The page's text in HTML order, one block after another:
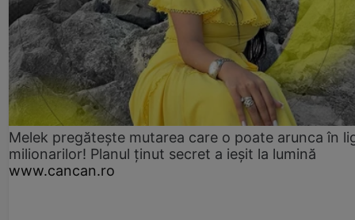
Melek pregătește mutarea care o poate arunca în
milionarilor! Planul ținut secret a ieșit la lumină
www.cancan.ro